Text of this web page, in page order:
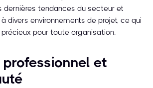
dernières tendances du secteur et
divers environnements de projet, ce qui
pour toute organisation.
professionnel et